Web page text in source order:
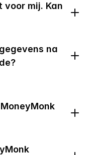
voor mij. Kan
na